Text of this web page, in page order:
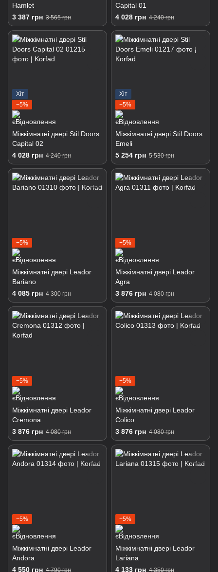
Hamlet
3 387 грн 3 565 грн
Capital 01
4 028 грн 4 240 грн
Хіт
−5%
Міжкімнатні двері Stil Doors
Capital 02
4 028 грн 4 240 грн
Хіт
−5%
Міжкімнатні двері Stil Doors
Emeli
5 254 грн 5 530 грн
−5%
Міжкімнатні двері Leador
Bariano
4 085 грн 4 300 грн
−5%
Міжкімнатні двері Leador
Agra
3 876 грн 4 080 грн
−5%
Міжкімнатні двері Leador
Cremona
3 876 грн 4 080 грн
−5%
Міжкімнатні двері Leador
Colico
3 876 грн 4 080 грн
−5%
Міжкімнатні двері Leador
Andora
4 550 грн 4 790 грн
−5%
Міжкімнатні двері Leador
Lariana
4 133 грн 4 350 грн